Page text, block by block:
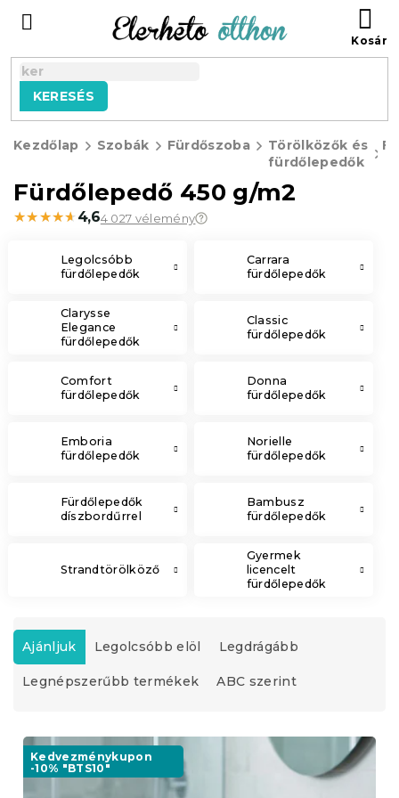
tartalomhoz
KERESÉS
Kezdőlap Szobák Fürdőszoba
Törölközők és
fürdőlepedők
Fürdőlepedő 450 g/m2
★★★★★
★★★★★ 4,64 027 vélemény
Legolcsóbb
fürdőlepedők
Carrara
fürdőlepedők
Clarysse
Elegance
fürdőlepedők
Classic
fürdőlepedők
Comfort
fürdőlepedők
Donna
fürdőlepedők
Emboria
fürdőlepedők
Norielle
fürdőlepedők
Fürdőlepedők
díszbordűrrel
Bambusz
fürdőlepedők
Strandtörölköző
Gyermek
licencelt
fürdőlepedők
T
e
r
m
e
Ajánljuk Legolcsóbb elöl Legdrágább
Legnépszerűbb termékek ABC szerint
T
Kedvezménykupon
-10% "BTS10"